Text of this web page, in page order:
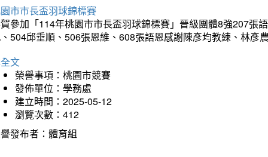
市市長盃羽球錦標賽
參加「114年桃園市市長盃羽球錦標賽」晉級團體8強207張
504邱垂順、506張恩維、608張語恩感謝陳彥均教練、林彥
文
榮譽事項：桃園市競賽
發佈單位：學務處
建立時間：2025-05-12
瀏覽次數：412
發布者：體育組